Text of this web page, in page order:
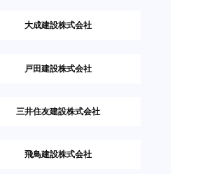
大成建設株式会社
戸田建設株式会社
三井住友建設株式会社
飛鳥建設株式会社